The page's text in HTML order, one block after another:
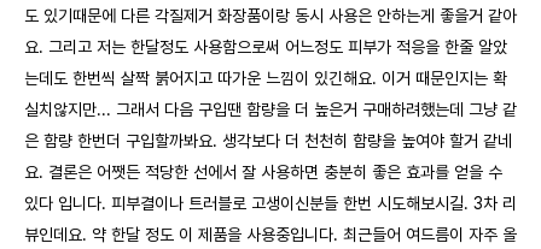
도 있기때문에 다른 각질제거 화장품이랑 동시 사용은 안하는게 좋을거 같아
요. 그리고 저는 한달정도 사용함으로써 어느정도 피부가 적응을 한줄 알았
는데도 한번씩 살짝 붉어지고 따가운 느낌이 있긴해요. 이거 때문인지는 확
실치않지만... 그래서 다음 구입땐 함량을 더 높은거 구매하려했는데 그냥 같
은 함량 한번더 구입할까봐요. 생각보다 더 천천히 함량을 높여야 할거 같네
요. 결론은 어쨋든 적당한 선에서 잘 사용하면 충분히 좋은 효과를 얻을 수
있다 입니다. 피부결이나 트러블로 고생이신분들 한번 시도해보시길. 3차 리
뷰인데요. 약 한달 정도 이 제품을 사용중입니다. 최근들어 여드름이 자주 올